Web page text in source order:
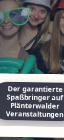
Der garantierte
Spaßbringer auf
Plänterwalder
Veranstaltungen